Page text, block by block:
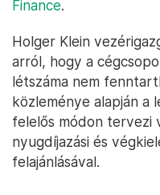
Finance.
Holger Klein
arról, hogy a
létszáma nem
közleménye alapján a
felelős módon tervezi
nyugdíjazási és
felajánlásával.